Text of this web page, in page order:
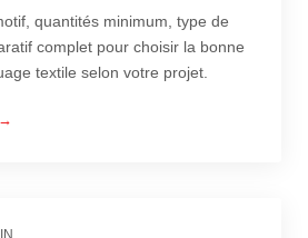
quantités minimum, type de
complet pour choisir la bonne
textile selon votre projet.